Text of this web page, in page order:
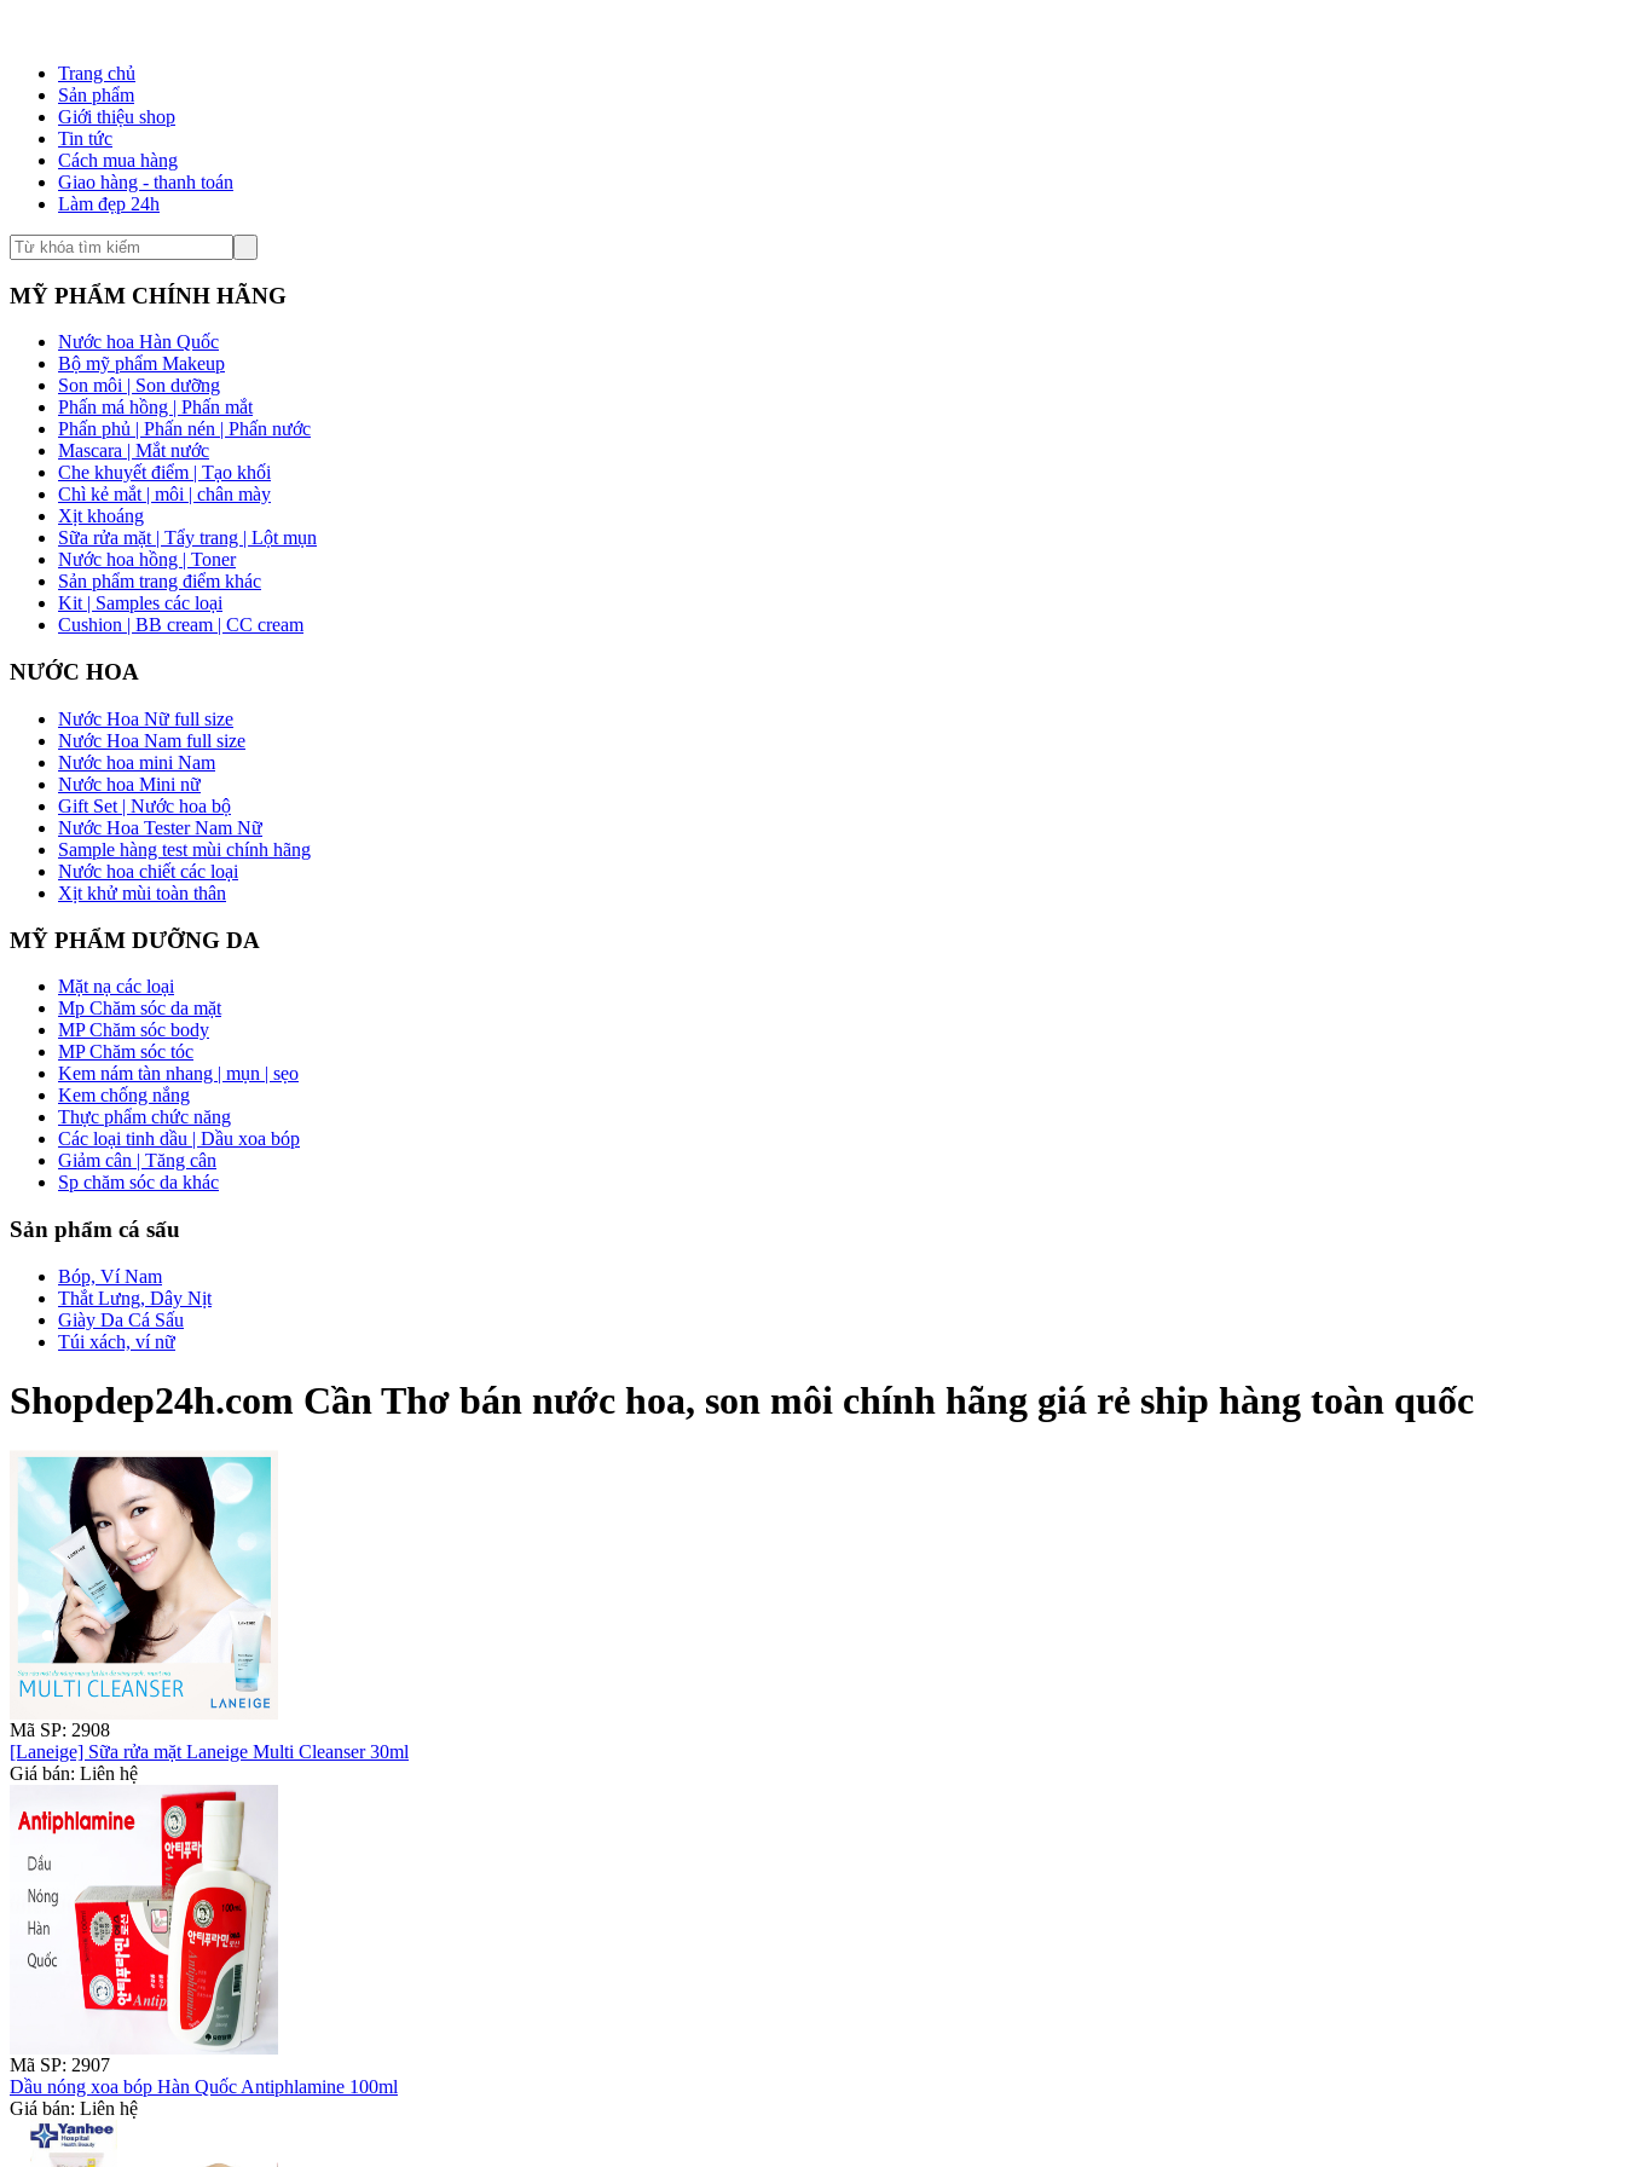
Trang chủ
Sản phẩm
Giới thiệu shop
Tin tức
Cách mua hàng
Giao hàng - thanh toán
Làm đẹp 24h
MỸ PHẨM CHÍNH HÃNG
Nước hoa Hàn Quốc
Bộ mỹ phẩm Makeup
Son môi | Son dưỡng
Phấn má hồng | Phấn mắt
Phấn phủ | Phấn nén | Phấn nước
Mascara | Mắt nước
Che khuyết điểm | Tạo khối
Chì kẻ mắt | môi | chân mày
Xịt khoáng
Sữa rửa mặt | Tẩy trang | Lột mụn
Nước hoa hồng | Toner
Sản phẩm trang điểm khác
Kit | Samples các loại
Cushion | BB cream | CC cream
NƯỚC HOA
Nước Hoa Nữ full size
Nước Hoa Nam full size
Nước hoa mini Nam
Nước hoa Mini nữ
Gift Set | Nước hoa bộ
Nước Hoa Tester Nam Nữ
Sample hàng test mùi chính hãng
Nước hoa chiết các loại
Xịt khử mùi toàn thân
MỸ PHẨM DƯỠNG DA
Mặt nạ các loại
Mp Chăm sóc da mặt
MP Chăm sóc body
MP Chăm sóc tóc
Kem nám tàn nhang | mụn | sẹo
Kem chống nắng
Thực phẩm chức năng
Các loại tinh dầu | Dầu xoa bóp
Giảm cân | Tăng cân
Sp chăm sóc da khác
Sản phẩm cá sấu
Bóp, Ví Nam
Thắt Lưng, Dây Nịt
Giày Da Cá Sấu
Túi xách, ví nữ
Shopdep24h.com Cần Thơ bán nước hoa, son môi chính hãng giá rẻ ship hàng toàn quốc
Mã SP: 2908
[Laneige] Sữa rửa mặt Laneige Multi Cleanser 30ml
Giá bán: Liên hệ
Mã SP: 2907
Dầu nóng xoa bóp Hàn Quốc Antiphlamine 100ml
Giá bán: Liên hệ